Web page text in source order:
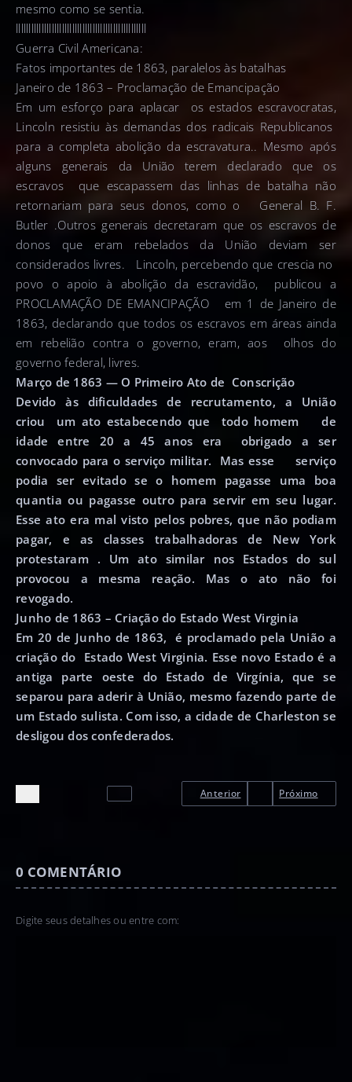
mesmo como se sentia.
lllllllllllllllllllllllllllllllllllllllllllllllllll
Guerra Civil Americana:
Fatos importantes de 1863, paralelos às batalhas
Janeiro de 1863 – Proclamação de Emancipação
Em um esforço para aplacar os estados escravocratas,
Lincoln resistiu às demandas dos radicais Republicanos
para a completa abolição da escravatura.. Mesmo após
alguns generais da União terem declarado que os
escravos que escapassem das linhas de batalha não
retornariam para seus donos, como o General B. F.
Butler .Outros generais decretaram que os escravos de
donos que eram rebelados da União deviam ser
considerados livres. Lincoln, percebendo que crescia no
povo o apoio à abolição da escravidão, publicou a
PROCLAMAÇÃO DE EMANCIPAÇÃO em 1 de Janeiro de
1863, declarando que todos os escravos em áreas ainda
em rebelião contra o governo, eram, aos olhos do
governo federal, livres.
Março de 1863 — O Primeiro Ato de Conscrição
Devido às dificuldades de recrutamento, a União
criou um ato estabecendo que todo homem de
idade entre 20 a 45 anos era obrigado a ser
convocado para o serviço militar. Mas esse serviço
podia ser evitado se o homem pagasse uma boa
quantia ou pagasse outro para servir em seu lugar.
Esse ato era mal visto pelos pobres, que não podiam
pagar, e as classes trabalhadoras de New York
protestaram . Um ato similar nos Estados do sul
provocou a mesma reação. Mas o ato não foi
revogado.
Junho de 1863 – Criação do Estado West Virginia
Em 20 de Junho de 1863, é proclamado pela União a
criação do Estado West Virginia. Esse novo Estado é a
antiga parte oeste do Estado de Virgínia, que se
separou para aderir à União, mesmo fazendo parte de
um Estado sulista. Com isso, a cidade de Charleston se
desligou dos confederados.
Anterior Próximo
0 COMENTÁRIO
Digite seus detalhes ou entre com: